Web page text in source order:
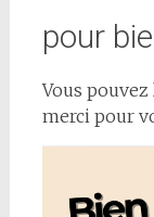
pour
Vous pouvez
merci pour